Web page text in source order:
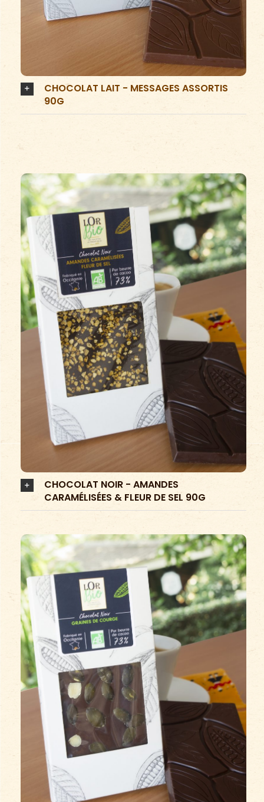
CHOCOLAT LAIT - MESSAGES ASSORTIS
90G
CHOCOLAT NOIR - AMANDES
CARAMÉLISÉES & FLEUR DE SEL 90G